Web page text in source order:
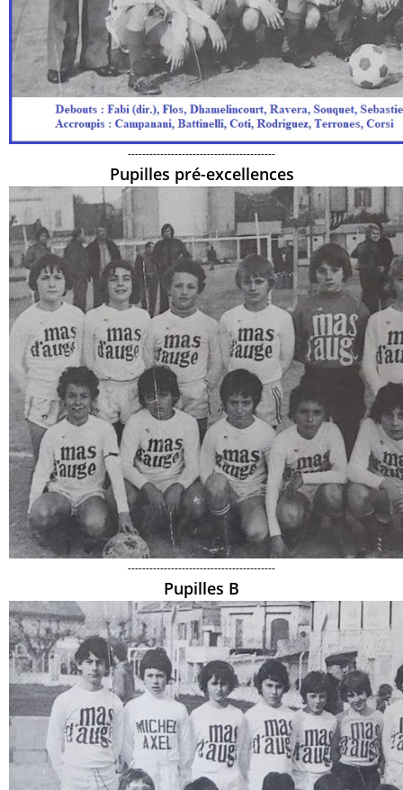
-----------------------------------------
Pupilles pré-excellences
-----------------------------------------
Pupilles B